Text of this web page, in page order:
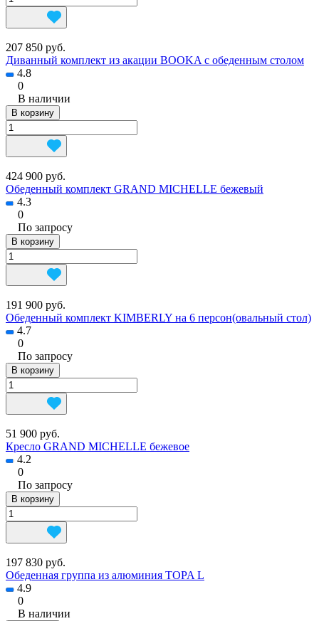
207 850 руб.
Диванный комплект из акации BOOKA с обеденным столом
4.8
0
В наличии
В корзину
424 900 руб.
Обеденный комплект GRAND MICHELLE бежевый
4.3
0
По запросу
В корзину
191 900 руб.
Обеденный комплект KIMBERLY на 6 персон(овальный стол)
4.7
0
По запросу
В корзину
51 900 руб.
Кресло GRAND MICHELLE бежевое
4.2
0
По запросу
В корзину
197 830 руб.
Обеденная группа из алюминия TOPA L
4.9
0
В наличии